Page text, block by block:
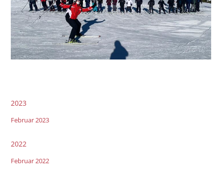
2023
Februar 2023
2022
Februar 2022